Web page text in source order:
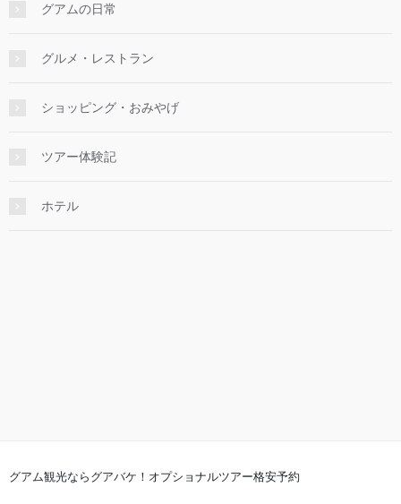
グアムの日常
グルメ・レストラン
ショッピング・おみやげ
ツアー体験記
ホテル
グアム観光ならグアバケ！オプショナルツアー格安予約